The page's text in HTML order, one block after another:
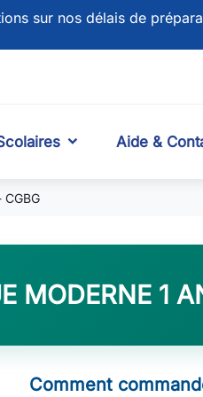
sur nos délais de
Aide &
MODERNE 1
Comment